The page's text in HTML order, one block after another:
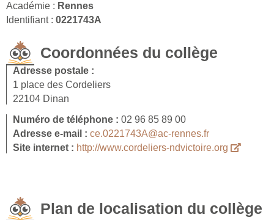
Académie : Rennes
Identifiant : 0221743A
Coordonnées du collège
Adresse postale :
1 place des Cordeliers
22104 Dinan
Numéro de téléphone : 02 96 85 89 00
Adresse e-mail : ce.0221743A@ac-rennes.fr
Site internet : http://www.cordeliers-ndvictoire.org
Plan de localisation du collège